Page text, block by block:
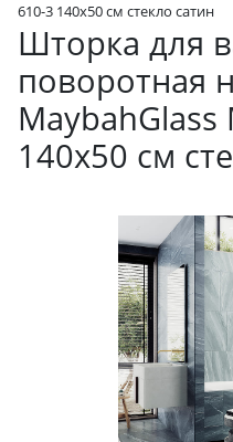
610-3 140x50 см стекло сатин
Шторка для
поворотная
MaybahGlass
140x50 см